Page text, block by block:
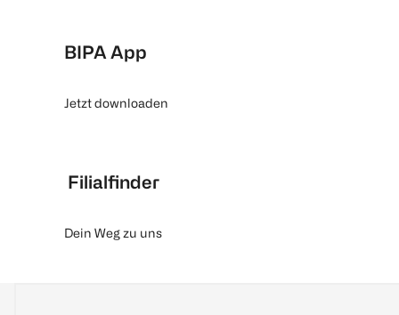
BIPA App
Jetzt downloaden
Filialfinder
Dein Weg zu uns